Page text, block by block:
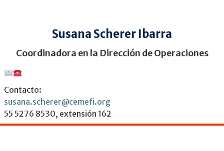
Susana Scherer Ibarra
Coordinadora en la Dirección de Operaciones
Contacto:
susana.scherer@cemefi.org
55 5276 8530, extensión 162